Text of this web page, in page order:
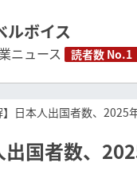
ルボイス
ニュース 読者数 No.1
】日本人出国者数、
出国者数、